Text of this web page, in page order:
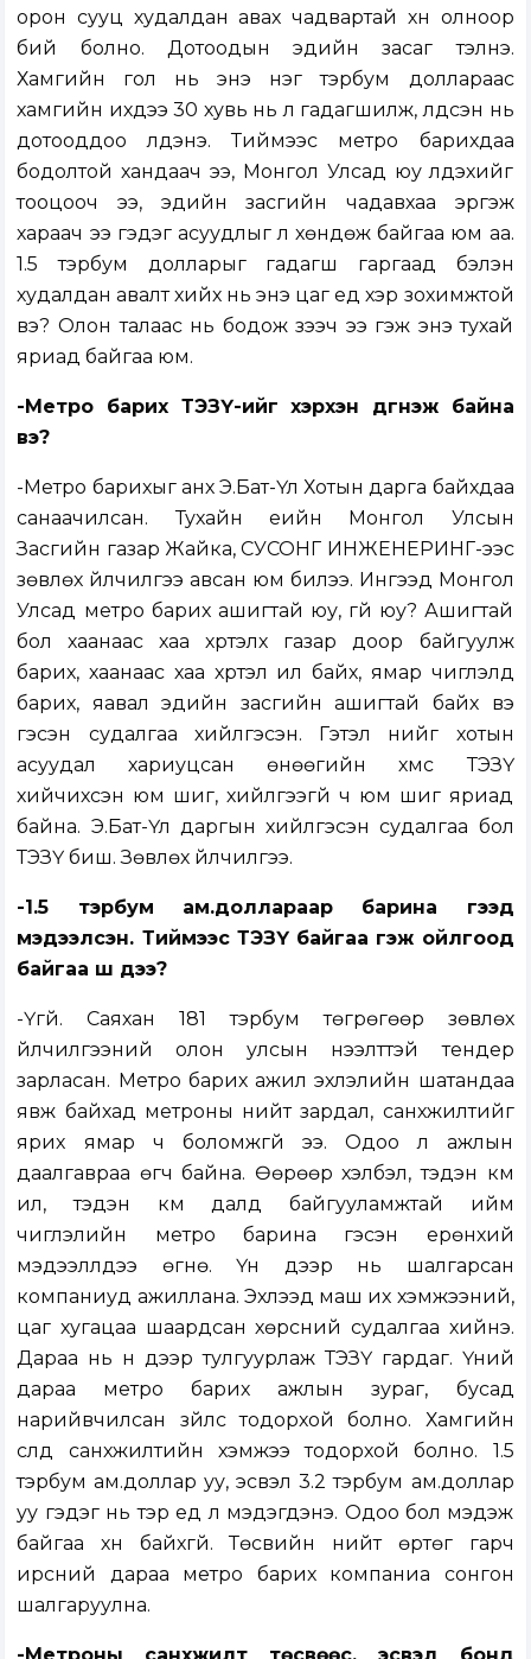
орон сууц худалдан авах чадвартай хүн олноор
бий болно. Дотоодын эдийн засаг тэлнэ.
Хамгийн гол нь энэ нэг тэрбум доллараас
хамгийн ихдээ 30 хувь нь л гадагшилж, үлдсэн нь
дотооддоо үлдэнэ. Тиймээс метро барихдаа
бодолтой хандаач ээ, Монгол Улсад юу үлдэхийг
тооцооч ээ, эдийн засгийн чадавхаа эргэж
хараач ээ гэдэг асуудлыг л хөндөж байгаа юм аа.
1.5 тэрбум долларыг гадагш гаргаад бэлэн
худалдан авалт хийх нь энэ цаг үед хэр зохимжтой
вэ? Олон талаас нь бодож үзээч ээ гэж энэ тухай
яриад байгаа юм.
-Метро барих ТЭЗҮ-ийг хэрхэн дүгнэж байна
вэ?
-Метро барихыг анх Э.Бат-Үүл Хотын дарга байхдаа
санаачилсан. Тухайн үеийн Монгол Улсын
Засгийн газар Жайка, СУСОНГ ИНЖЕНЕРИНГ-ээс
зөвлөх үйлчилгээ авсан юм билээ. Ингээд Монгол
Улсад метро барих ашигтай юу, үгүй юу? Ашигтай
бол хаанаас хаа хүртэлх газар доор байгуулж
барих, хаанаас хаа хүртэл ил байх, ямар чиглэлд
барих, яавал эдийн засгийн ашигтай байх вэ
гэсэн судалгаа хийлгэсэн. Гэтэл үүнийг хотын
асуудал хариуцсан өнөөгийн хүмүүс ТЭЗҮ
хийчихсэн юм шиг, хийлгээгүй ч юм шиг яриад
байна. Э.Бат-Үүл даргын хийлгэсэн судалгаа бол
ТЭЗҮ биш. Зөвлөх үйлчилгээ.
-1.5 тэрбум ам.доллараар барина гээд
мэдээлсэн. Тиймээс ТЭЗҮ байгаа гэж ойлгоод
байгаа шүү дээ?
-Үгүй. Саяхан 181 тэрбум төгрөгөөр зөвлөх
үйлчилгээний олон улсын нээлттэй тендер
зарласан. Метро барих ажил эхлэлийн шатандаа
явж байхад метроны нийт зардал, санхүүжилтийг
ярих ямар ч боломжгүй ээ. Одоо л ажлын
даалгавраа өгч байна. Өөрөөр хэлбэл, тэдэн км
ил, тэдэн км далд байгууламжтай ийм
чиглэлийн метро барина гэсэн ерөнхий
мэдээллүүдээ өгнө. Үүн дээр нь шалгарсан
компаниуд ажиллана. Эхлээд маш их хэмжээний,
цаг хугацаа шаардсан хөрсний судалгаа хийнэ.
Дараа нь үүн дээр тулгуурлаж ТЭЗҮ гардаг. Үүний
дараа метро барих ажлын зураг, бусад
нарийвчилсан зүйлс тодорхой болно. Хамгийн
сүүлд санхүүжилтийн хэмжээ тодорхой болно. 1.5
тэрбум ам.доллар уу, эсвэл 3.2 тэрбум ам.доллар
уу гэдэг нь тэр үед л мэдэгдэнэ. Одоо бол мэдэж
байгаа хүн байхгүй. Төсвийн нийт өртөг гарч
ирсний дараа метро барих компаниа сонгон
шалгаруулна.